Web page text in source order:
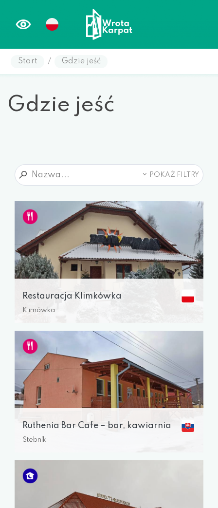
Start / Gdzie jeść
Gdzie jeść
POKAŻ FILTRY
Restauracja Klimkówka
Klimówka
Ruthenia Bar Cafe – bar, kawiarnia
Stebník